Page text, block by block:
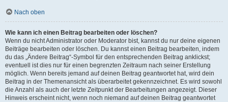
Nach oben
Wie kann ich einen Beitrag bearbeiten oder löschen?
Wenn du nicht Administrator oder Moderator bist, kannst du nur deine eigenen
Beiträge bearbeiten oder löschen. Du kannst einen Beitrag bearbeiten, indem
du das „Ändere Beitrag“-Symbol für den entsprechenden Beitrag anklickst;
eventuell ist dies nur für einen begrenzten Zeitraum nach seiner Erstellung
möglich. Wenn bereits jemand auf deinen Beitrag geantwortet hat, wird dein
Beitrag in der Themenansicht als überarbeitet gekennzeichnet. Es wird sowohl
die Anzahl als auch der letzte Zeitpunkt der Bearbeitungen angezeigt. Dieser
Hinweis erscheint nicht, wenn noch niemand auf deinen Beitrag geantwortet